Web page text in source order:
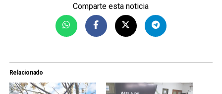
Comparte esta noticia
Relacionado